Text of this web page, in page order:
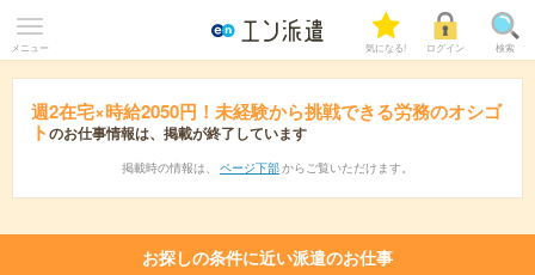
メニュー 気になる! ログイン 検索
週2在宅×時給2050円！未経験から挑戦できる労務のオシゴ
トのお仕事情報は、掲載が終了しています
掲載時の情報は、 ページ下部 からご覧いただけます。
お探しの条件に近い派遣のお仕事